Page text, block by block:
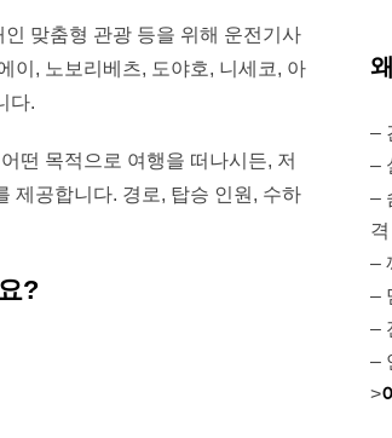
맞춤형 관광 등을 위해 운전기사
이, 노보리베츠, 도야호, 니세코, 아
다.
떤 목적으로 여행을 떠나시든, 저
제공합니다. 경로, 탑승 인원, 수하
?
–
–
–
격
–
–
–
–
>